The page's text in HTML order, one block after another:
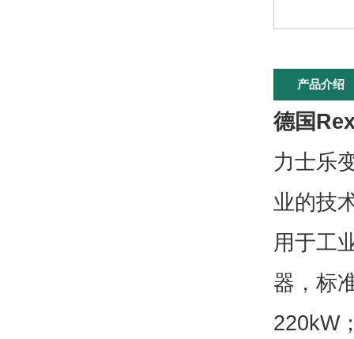
产品介绍
德国
力士乐
业的技
用于工
器，标
220kW